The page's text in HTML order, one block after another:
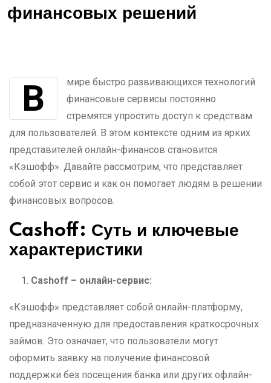
финансовых решений
В мире быстро развивающихся технологий
финансовые сервисы постоянно
стремятся упростить доступ к средствам
для пользователей. В этом контексте одним из ярких
представителей онлайн-финансов становится
«Кэшофф». Давайте рассмотрим, что представляет
собой этот сервис и как он помогает людям в решении
финансовых вопросов.
Cashoff: Суть и ключевые
характеристики
Cashoff – онлайн-сервис:
«Кэшофф» представляет собой онлайн-платформу,
предназначенную для предоставления краткосрочных
займов. Это означает, что пользователи могут
оформить заявку на получение финансовой
поддержки без посещения банка или других офлайн-